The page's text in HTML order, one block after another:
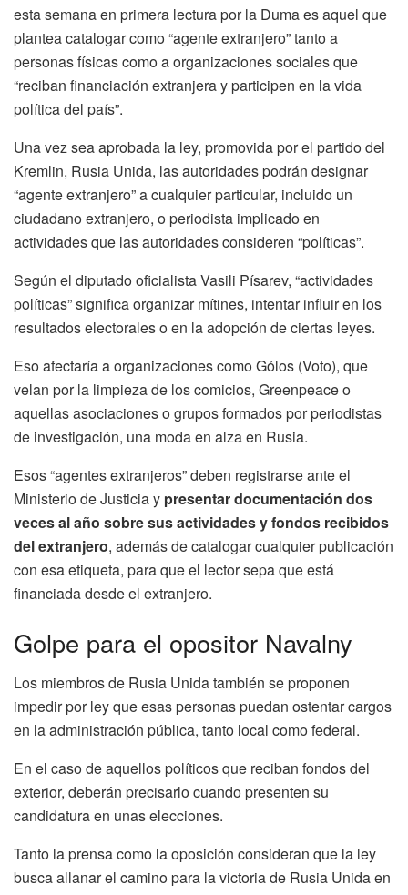
esta semana en primera lectura por la Duma es aquel que
plantea catalogar como “agente extranjero” tanto a
personas físicas como a organizaciones sociales que
“reciban financiación extranjera y participen en la vida
política del país”.
Una vez sea aprobada la ley, promovida por el partido del
Kremlin, Rusia Unida, las autoridades podrán designar
“agente extranjero” a cualquier particular, incluido un
ciudadano extranjero, o periodista implicado en
actividades que las autoridades consideren “políticas”.
Según el diputado oficialista Vasili Písarev, “actividades
políticas” significa organizar mítines, intentar influir en los
resultados electorales o en la adopción de ciertas leyes.
Eso afectaría a organizaciones como Gólos (Voto), que
velan por la limpieza de los comicios, Greenpeace o
aquellas asociaciones o grupos formados por periodistas
de investigación, una moda en alza en Rusia.
Esos “agentes extranjeros” deben registrarse ante el
Ministerio de Justicia y presentar documentación dos
veces al año sobre sus actividades y fondos recibidos
del extranjero, además de catalogar cualquier publicación
con esa etiqueta, para que el lector sepa que está
financiada desde el extranjero.
Golpe para el opositor Navalny
Los miembros de Rusia Unida también se proponen
impedir por ley que esas personas puedan ostentar cargos
en la administración pública, tanto local como federal.
En el caso de aquellos políticos que reciban fondos del
exterior, deberán precisarlo cuando presenten su
candidatura en unas elecciones.
Tanto la prensa como la oposición consideran que la ley
busca allanar el camino para la victoria de Rusia Unida en